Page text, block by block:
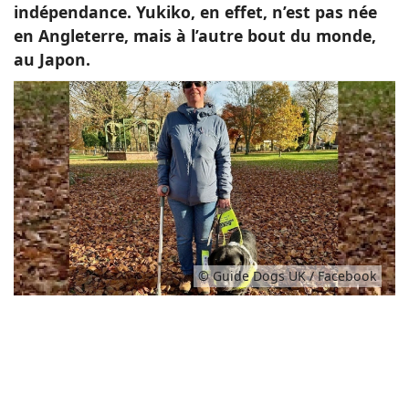
indépendance. Yukiko, en effet, n’est pas née
en Angleterre, mais à l’autre bout du monde,
au Japon.
© Guide Dogs UK / Facebook